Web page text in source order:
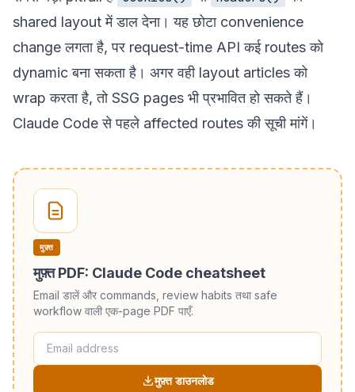
shared layout में डाल देना। यह छोटा convenience
change लगता है, पर request-time API कई routes को
dynamic बना सकता है। अगर वही layout articles को
wrap करता है, तो SSG pages भी प्रभावित हो सकते हैं।
Claude Code से पहले affected routes की सूची मांगें।
मुफ़्त
मुफ़्त PDF: Claude Code cheatsheet
Email डालें और commands, review habits तथा safe
workflow वाली एक-page PDF पाएँ.
मुफ़्त डाउनलोड